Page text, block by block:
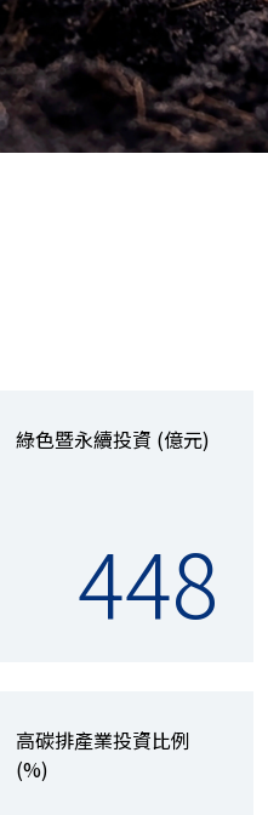
綠色暨永續投資 (億元)
448
高碳排產業投資比例
(%)